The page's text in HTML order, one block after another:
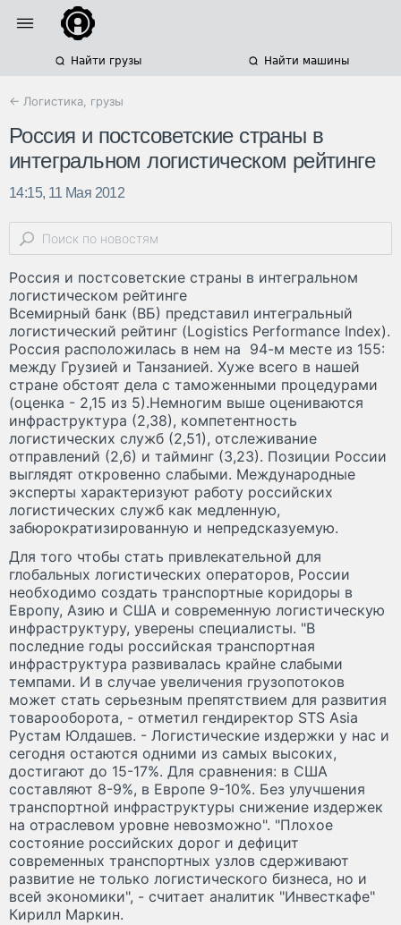
Найти грузы Найти машины
← Логистика, грузы
Россия и постсоветские страны в
интегральном логистическом рейтинге
14:15, 11 Мая 2012
Россия и постсоветские страны в интегральном
логистическом рейтинге
Всемирный банк (ВБ) представил интегральный
логистический рейтинг (Logistics Performance Index).
Россия расположилась в нем на 94-м месте из 155:
между Грузией и Танзанией. Хуже всего в нашей
стране обстоят дела с таможенными процедурами
(оценка - 2,15 из 5).Немногим выше оцениваются
инфраструктура (2,38), компетентность
логистических служб (2,51), отслеживание
отправлений (2,6) и тайминг (3,23). Позиции России
выглядят откровенно слабыми. Международные
эксперты характеризуют работу российских
логистических служб как медленную,
забюрократизированную и непредсказуемую.
Для того чтобы стать привлекательной для
глобальных логистических операторов, России
необходимо создать транспортные коридоры в
Европу, Азию и США и современную логистическую
инфраструктуру, уверены специалисты. "В
последние годы российская транспортная
инфраструктура развивалась крайне слабыми
темпами. И в случае увеличения грузопотоков
может стать серьезным препятствием для развития
товарооборота, - отметил гендиректор STS Asia
Рустам Юлдашев. - Логистические издержки у нас и
сегодня остаются одними из самых высоких,
достигают до 15-17%. Для сравнения: в США
составляют 8-9%, в Европе 9-10%. Без улучшения
транспортной инфраструктуры снижение издержек
на отраслевом уровне невозможно". "Плохое
состояние российских дорог и дефицит
современных транспортных узлов сдерживают
развитие не только логистического бизнеса, но и
всей экономики", - считает аналитик "Инвесткафе"
Кирилл Маркин.